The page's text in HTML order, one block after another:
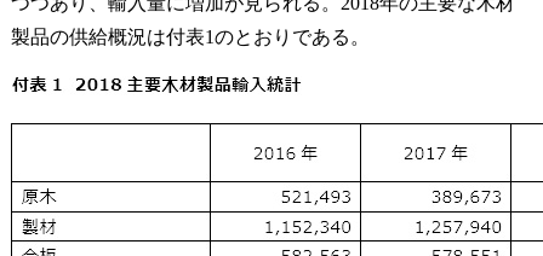
製品の供給概況は付表1のとおりである。